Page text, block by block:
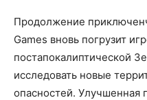
Продолжение
Games вновь погрузит
постапокалиптической
исследовать новые
опасностей. Улучшенная